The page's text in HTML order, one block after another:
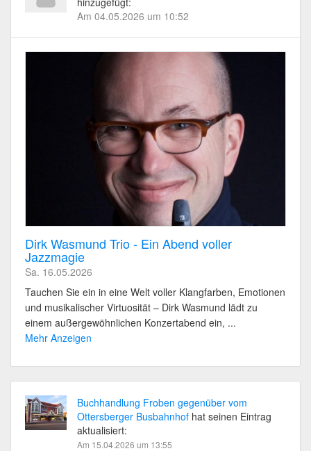
Am 04.05.2026 um 10:52
Dirk Wasmund Trio - Ein Abend voller
Jazzmagie
Sa. 16.05.2026
Tauchen Sie ein in eine Welt voller Klangfarben, Emotionen
und musikalischer Virtuosität – Dirk Wasmund lädt zu
einem außergewöhnlichen Konzertabend ein, ...
Mehr Anzeigen
Buchhandlung Froben gegenüber vom
Ottersberger Busbahnhof hat seinen Eintrag
aktualisiert:
Am 15.04.2026 um 13:55